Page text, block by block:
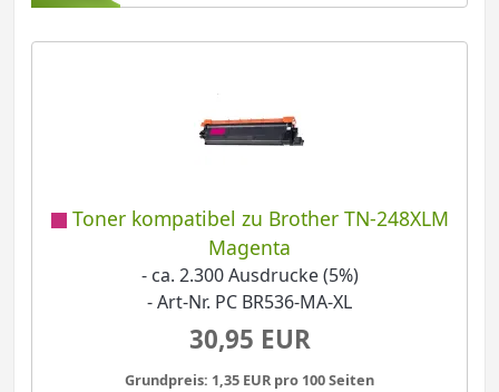
Toner kompatibel zu Brother TN-248XLM
Magenta
- ca. 2.300 Ausdrucke (5%)
- Art-Nr. PC BR536-MA-XL
30,95 EUR
Grundpreis: 1,35 EUR pro 100 Seiten